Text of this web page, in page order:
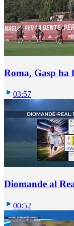
Roma, Gasp ha
03:57
Diomande al
00:52